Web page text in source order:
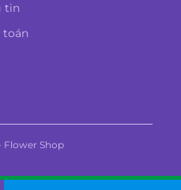
tin
toán
Flower Shop